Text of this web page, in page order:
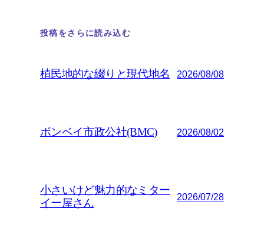
投稿をさらに読み込む
植民地的な綴りと現代地名 2026/08/08
ボンベイ市政公社(BMC) 2026/08/02
小さいけど魅力的なミター
イー屋さん
2026/07/28